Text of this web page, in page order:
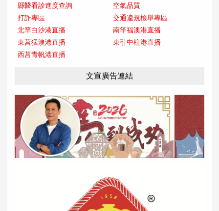
縣醫看診進度查詢
空氣品質
打詐專區
交通違規檢舉專區
北竿白沙港直播
南竿福澳港直播
東莒猛澳港直播
東引中柱港直播
西莒青帆港直播
文宣廣告連結